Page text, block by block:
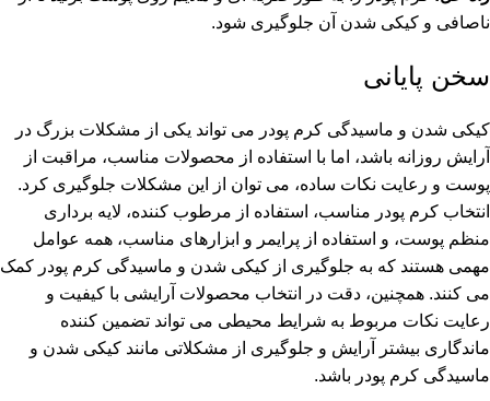
ناصافی و کیکی شدن آن جلوگیری شود.
سخن پایانی
کیکی شدن و ماسیدگی کرم پودر می تواند یکی از مشکلات بزرگ در
آرایش روزانه باشد، اما با استفاده از محصولات مناسب، مراقبت از
پوست و رعایت نکات ساده، می توان از این مشکلات جلوگیری کرد.
انتخاب کرم پودر مناسب، استفاده از مرطوب کننده، لایه برداری
منظم پوست، و استفاده از پرایمر و ابزارهای مناسب، همه عوامل
مهمی هستند که به جلوگیری از کیکی شدن و ماسیدگی کرم پودر کمک
می کنند. همچنین، دقت در انتخاب محصولات آرایشی با کیفیت و
رعایت نکات مربوط به شرایط محیطی می تواند تضمین کننده
ماندگاری بیشتر آرایش و جلوگیری از مشکلاتی مانند کیکی شدن و
ماسیدگی کرم پودر باشد.